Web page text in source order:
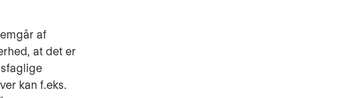
af
at det er
kan f.eks.